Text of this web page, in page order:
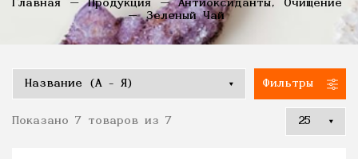
Главная Продукция
Антиоксиданты, Очищение
Зеленый Чай
Фильтры
Показано 7 товаров из 7